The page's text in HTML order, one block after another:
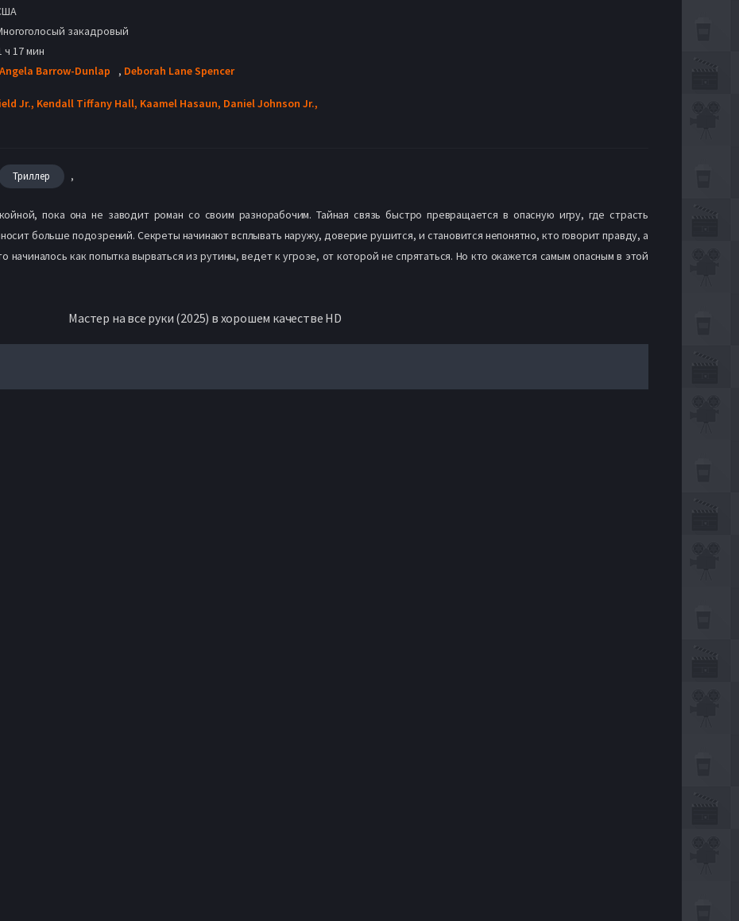
закадровый
ч 17 мин
Angela Barrow-Dunlap , Deborah Lane Spencer
Jr., Kendall Tiffany Hall, Kaamel Hasaun, Daniel Johnson Jr.,
Триллер ,
пока она не заводит роман со своим разнорабочим. Тайная связь быстро превращается в опасную игру, где страсть
больше подозрений. Секреты начинают всплывать наружу, доверие рушится, и становится непонятно, кто говорит правду, а
начиналось как попытка вырваться из рутины, ведет к угрозе, от которой не спрятаться. Но кто окажется самым опасным в этой
Мастер на все руки (2025) в хорошем качестве HD